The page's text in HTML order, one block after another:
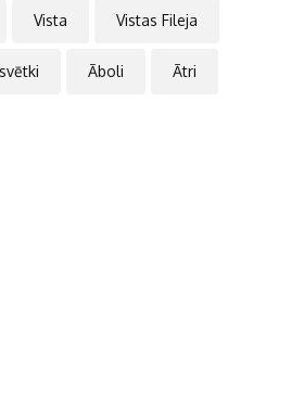
Vista Vistas Fileja
Āboli Ātri